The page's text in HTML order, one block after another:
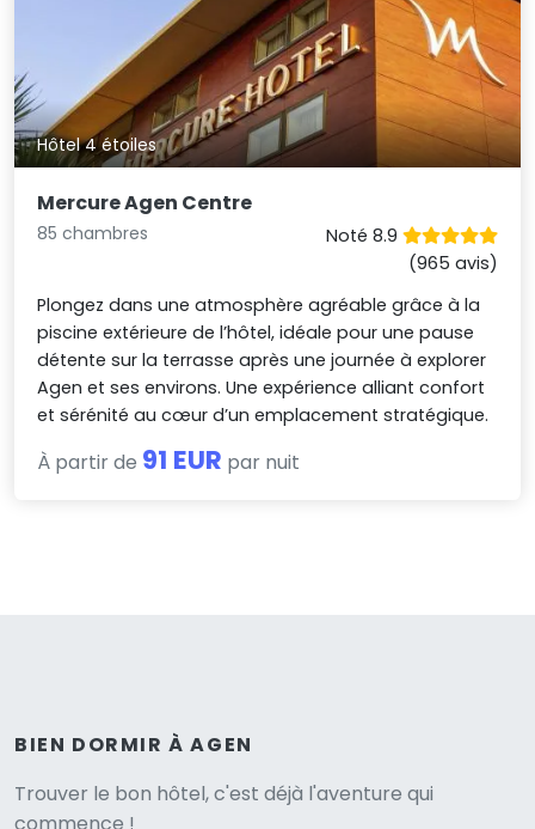
Hôtel 4 étoiles
Mercure Agen Centre
85 chambres
Noté 8.9
(965 avis)
Plongez dans une atmosphère agréable grâce à la
piscine extérieure de l’hôtel, idéale pour une pause
détente sur la terrasse après une journée à explorer
Agen et ses environs. Une expérience alliant confort
et sérénité au cœur d’un emplacement stratégique.
À partir de 91 EUR par nuit
BIEN DORMIR À AGEN
Trouver le bon hôtel, c'est déjà l'aventure qui
commence !